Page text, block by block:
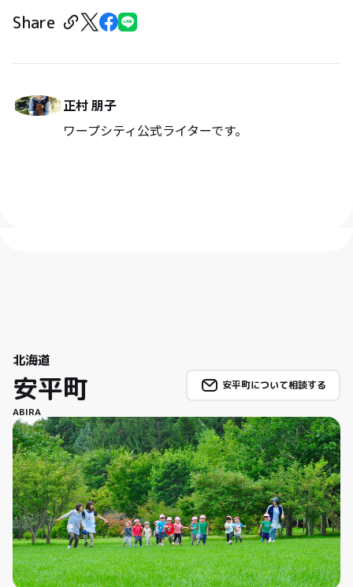
Share
正村 朋子
ワープシティ公式ライターです。
北海道
安平町
ABIRA
安平町について相談する